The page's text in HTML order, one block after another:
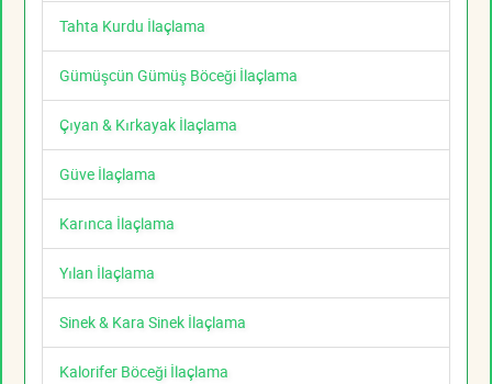
Tahta Kurdu İlaçlama
Gümüşcün Gümüş Böceği İlaçlama
Çıyan & Kırkayak İlaçlama
Güve İlaçlama
Karınca İlaçlama
Yılan İlaçlama
Sinek & Kara Sinek İlaçlama
Kalorifer Böceği İlaçlama